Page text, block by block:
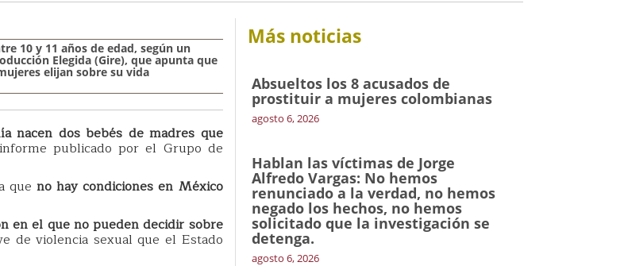
10 y 11 años de edad, según un
Elegida (Gire), que apunta que
elijan sobre su vida
nacen dos bebés de madres que
publicado por el Grupo de
que no hay condiciones en México
en el que no pueden decidir sobre
de violencia sexual que el Estado
Más noticias
Absueltos los 8 acusados de
prostituir a mujeres colombianas
agosto 6, 2026
Hablan las víctimas de Jorge
Alfredo Vargas: No hemos
renunciado a la verdad, no hemos
negado los hechos, no hemos
solicitado que la investigación se
detenga.
agosto 6, 2026